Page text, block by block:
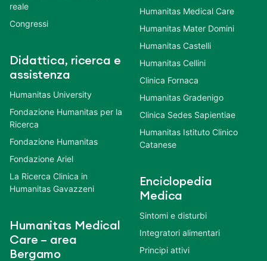
reale
Congressi
Didattica, ricerca e
assistenza
Humanitas University
Fondazione Humanitas per la
Ricerca
Fondazione Humanitas
Fondazione Ariel
La Ricerca Clinica in
Humanitas Gavazzeni
Humanitas Medical
Care – area
Bergamo
Humanitas Medical Care
Humanitas Mater Domini
Humanitas Castelli
Humanitas Cellini
Clinica Fornaca
Humanitas Gradenigo
Clinica Sedes Sapientiae
Humanitas Istituto Clinico
Catanese
Enciclopedia
Medica
Sintomi e disturbi
Integratori alimentari
Principi attivi